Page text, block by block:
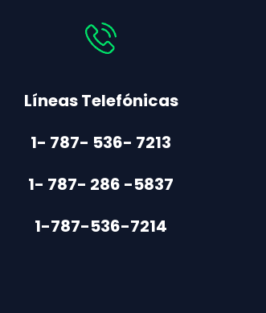
Líneas Telefónicas
1- 787- 536- 7213
1- 787- 286 -5837
1-787-536-7214